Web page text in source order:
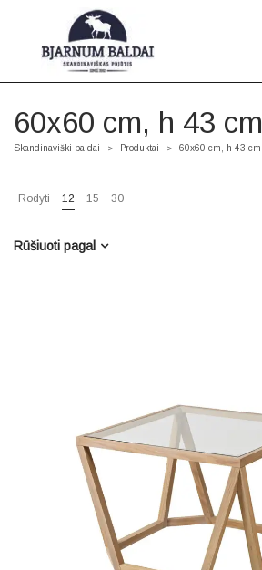
60x60 cm, h 43 cm
Skandinaviški baldai > Produktai > 60x60 cm, h 43 cm
Rodyti 12 15 30
Rūšiuoti pagal